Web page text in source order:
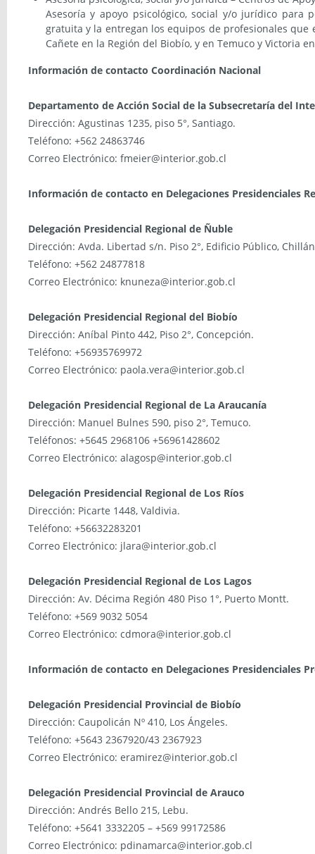
Asesoría y apoyo psicológico, social y/o jurídico
gratuita y la entregan los equipos de profesionales que
Cañete en la Región del Biobío, y en Temuco y Victoria
Información de contacto Coordinación Nacional
Departamento de Acción Social de la Subsecretaría del
Dirección: Agustinas 1235, piso 5°, Santiago.
Teléfono: +562 24863746
Correo Electrónico: fmeier@interior.gob.cl
Información de contacto en Delegaciones Presidenciales
Delegación Presidencial Regional de Ñuble
Dirección: Avda. Libertad s/n. Piso 2°, Edificio Público,
Teléfono: +562 24877818
Correo Electrónico: knuneza@interior.gob.cl
Delegación Presidencial Regional del Biobío
Dirección: Aníbal Pinto 442, Piso 2°, Concepción.
Teléfono: +56935769972
Correo Electrónico: paola.vera@interior.gob.cl
Delegación Presidencial Regional de La Araucanía
Dirección: Manuel Bulnes 590, piso 2°, Temuco.
Teléfonos: +5645 2968106 +56961428602
Correo Electrónico: alagosp@interior.gob.cl
Delegación Presidencial Regional de Los Ríos
Dirección: Picarte 1448, Valdivia.
Teléfono: +56632283201
Correo Electrónico: jlara@interior.gob.cl
Delegación Presidencial Regional de Los Lagos
Dirección: Av. Décima Región 480 Piso 1°, Puerto Montt.
Teléfono: +569 9032 5054
Correo Electrónico: cdmora@interior.gob.cl
Información de contacto en Delegaciones Presidenciales
Delegación Presidencial Provincial de Biobío
Dirección: Caupolicán Nº 410, Los Ángeles.
Teléfono: +5643 2367920/43 2367923
Correo Electrónico: eramirez@interior.gob.cl
Delegación Presidencial Provincial de Arauco
Dirección: Andrés Bello 215, Lebu.
Teléfono: +5641 3332205 – +569 99172586
Correo Electrónico: pdinamarca@interior.gob.cl